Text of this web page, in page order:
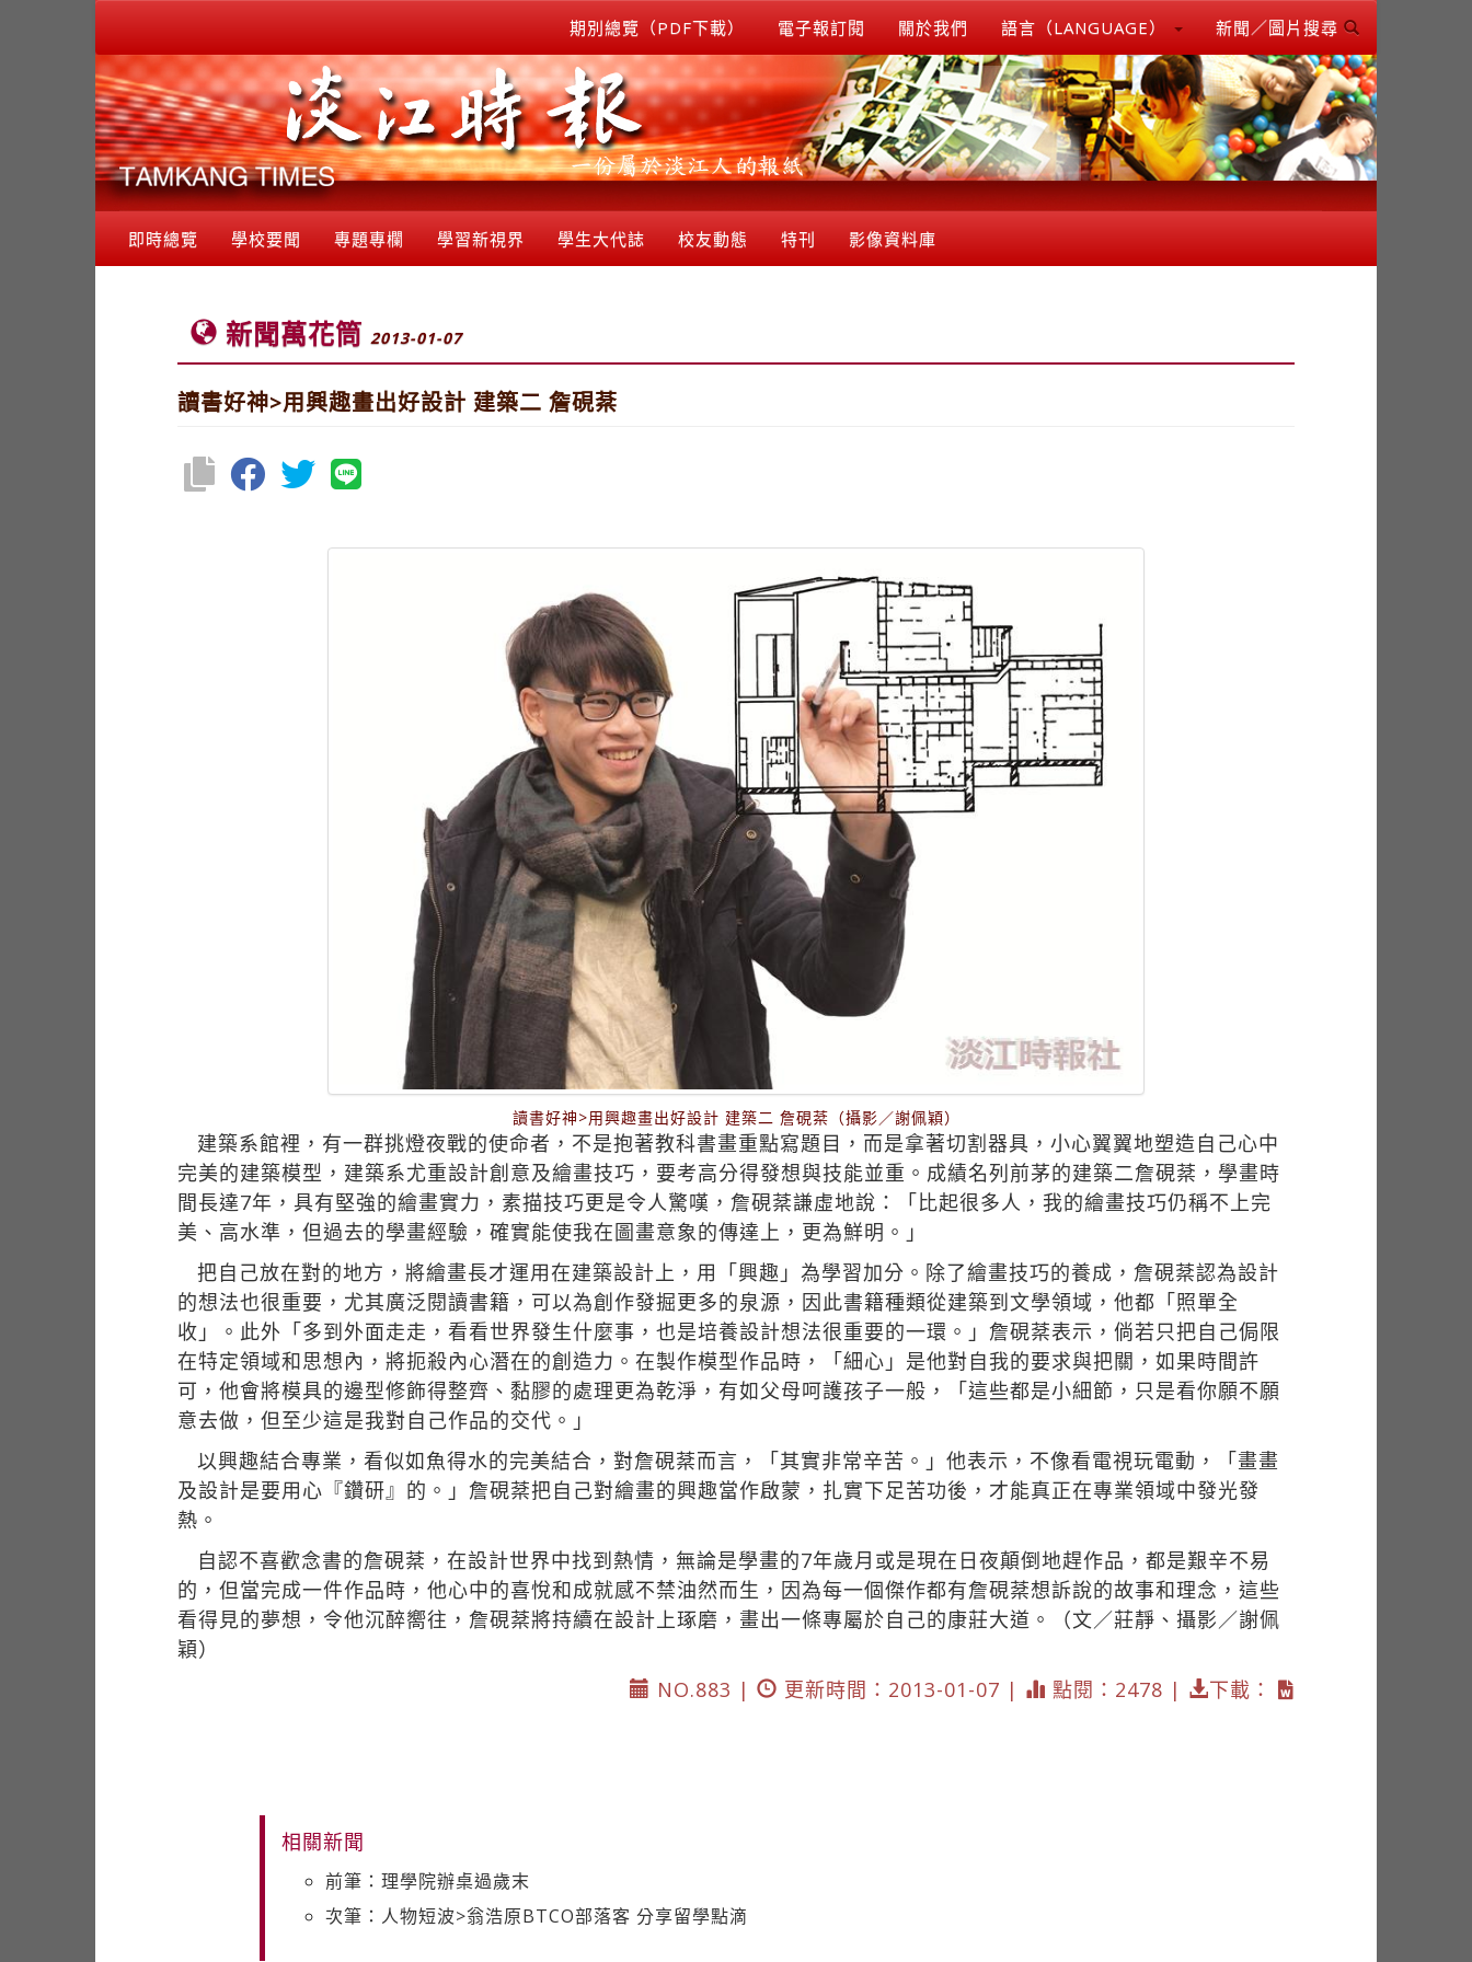
期別總覽（PDF下載） 電子報訂閱 關於我們 語言（LANGUAGE） 新聞／圖片搜尋
即時總覽 學校要聞 專題專欄 學習新視界 學生大代誌 校友動態 特刊 影像資料庫
新聞萬花筒 2013-01-07
讀書好神>用興趣畫出好設計 建築二 詹硯棻
讀書好神>用興趣畫出好設計 建築二 詹硯棻（攝影／謝佩穎）
建築系館裡，有一群挑燈夜戰的使命者，不是抱著教科書畫重點寫題目，而是拿著切割器具，小心翼翼地塑造自己心中
完美的建築模型，建築系尤重設計創意及繪畫技巧，要考高分得發想與技能並重。成績名列前茅的建築二詹硯棻，學畫時
間長達7年，具有堅強的繪畫實力，素描技巧更是令人驚嘆，詹硯棻謙虛地說：「比起很多人，我的繪畫技巧仍稱不上完
美、高水準，但過去的學畫經驗，確實能使我在圖畫意象的傳達上，更為鮮明。」
把自己放在對的地方，將繪畫長才運用在建築設計上，用「興趣」為學習加分。除了繪畫技巧的養成，詹硯棻認為設計
的想法也很重要，尤其廣泛閱讀書籍，可以為創作發掘更多的泉源，因此書籍種類從建築到文學領域，他都「照單全
收」。此外「多到外面走走，看看世界發生什麼事，也是培養設計想法很重要的一環。」詹硯棻表示，倘若只把自己侷限
在特定領域和思想內，將扼殺內心潛在的創造力。在製作模型作品時，「細心」是他對自我的要求與把關，如果時間許
可，他會將模具的邊型修飾得整齊、黏膠的處理更為乾淨，有如父母呵護孩子一般，「這些都是小細節，只是看你願不願
意去做，但至少這是我對自己作品的交代。」
以興趣結合專業，看似如魚得水的完美結合，對詹硯棻而言，「其實非常辛苦。」他表示，不像看電視玩電動，「畫畫
及設計是要用心『鑽研』的。」詹硯棻把自己對繪畫的興趣當作啟蒙，扎實下足苦功後，才能真正在專業領域中發光發
熱。
自認不喜歡念書的詹硯棻，在設計世界中找到熱情，無論是學畫的7年歲月或是現在日夜顛倒地趕作品，都是艱辛不易
的，但當完成一件作品時，他心中的喜悅和成就感不禁油然而生，因為每一個傑作都有詹硯棻想訴說的故事和理念，這些
看得見的夢想，令他沉醉嚮往，詹硯棻將持續在設計上琢磨，畫出一條專屬於自己的康莊大道。（文／莊靜、攝影／謝佩
穎）
NO.883 |
更新時間：2013-01-07 | 點閱：2478 | 下載：
相關新聞
前筆：理學院辦桌過歲末
次筆：人物短波>翁浩原BTCO部落客 分享留學點滴